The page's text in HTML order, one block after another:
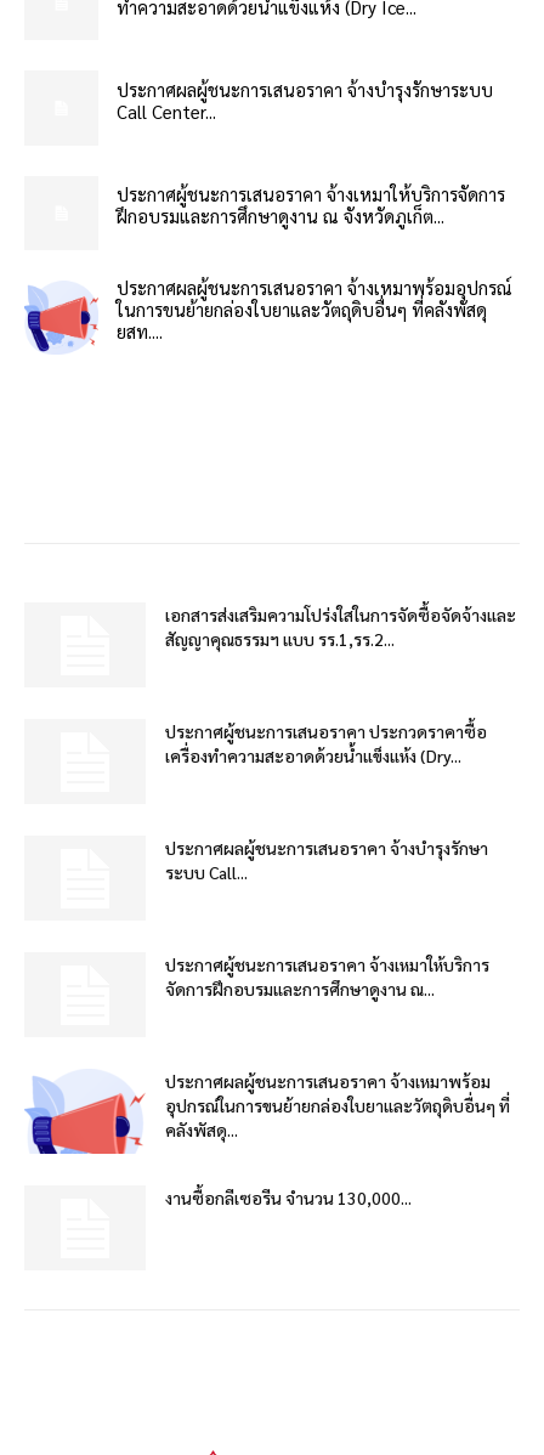
ทำความสะอาดด้วยน้ำแข็งแห้ง (Dry Ice...
ประกาศผลผู้ชนะการเสนอราคา จ้างบำรุงรักษาระบบ
Call Center...
ประกาศผู้ชนะการเสนอราคา จ้างเหมาให้บริการจัดการ
ฝึกอบรมและการศึกษาดูงาน ณ จังหวัดภูเก็ต...
ประกาศผลผู้ชนะการเสนอราคา จ้างเหมาพร้อมอุปกรณ์
ในการขนย้ายกล่องใบยาและวัตถุดิบอื่นๆ ที่คลังพัสดุ
ยสท....
เอกสารส่งเสริมความโปร่งใสในการจัดซื้อจัดจ้างและ
สัญญาคุณธรรมฯ แบบ รร.1,รร.2...
ประกาศผู้ชนะการเสนอราคา ประกวดราคาซื้อ
เครื่องทำความสะอาดด้วยน้ำแข็งแห้ง (Dry...
ประกาศผลผู้ชนะการเสนอราคา จ้างบำรุงรักษา
ระบบ Call...
ประกาศผู้ชนะการเสนอราคา จ้างเหมาให้บริการ
จัดการฝึกอบรมและการศึกษาดูงาน ณ...
ประกาศผลผู้ชนะการเสนอราคา จ้างเหมาพร้อม
อุปกรณ์ในการขนย้ายกล่องใบยาและวัตถุดิบอื่นๆ ที่
คลังพัสดุ...
งานซื้อกลีเซอรีน จำนวน 130,000...